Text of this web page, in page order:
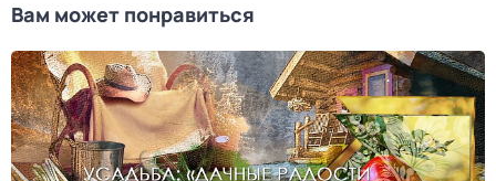
Вам может понравиться